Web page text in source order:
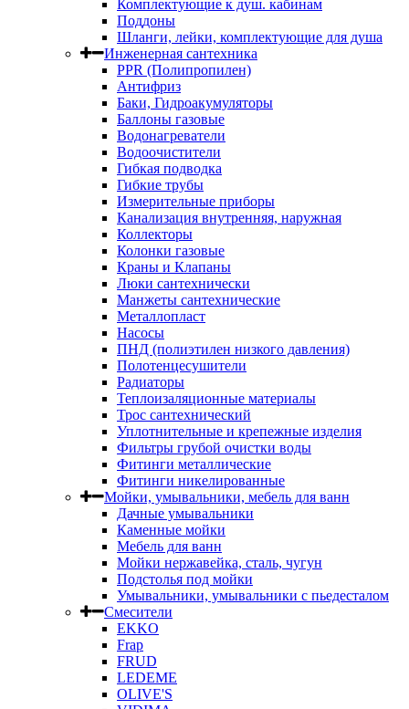
Комплектующие к душ. кабинам
Поддоны
Шланги, лейки, комплектующие для душа
Инженерная сантехника
PPR (Полипропилен)
Антифриз
Баки, Гидроакумуляторы
Баллоны газовые
Водонагреватели
Водоочистители
Гибкая подводка
Гибкие трубы
Измерительные приборы
Канализация внутренняя, наружная
Коллекторы
Колонки газовые
Краны и Клапаны
Люки сантехнически
Манжеты сантехнические
Металлопласт
Насосы
ПНД (полиэтилен низкого давления)
Полотенцесушители
Радиаторы
Теплоизаляционные материалы
Трос сантехнический
Уплотнительные и крепежные изделия
Фильтры грубой очистки воды
Фитинги металлические
Фитинги никелированные
Мойки, умывальники, мебель для ванн
Дачные умывальники
Каменные мойки
Мебель для ванн
Мойки нержавейка, сталь, чугун
Подстолья под мойки
Умывальники, умывальники с пьедесталом
Смесители
EKKO
Frap
FRUD
LEDEME
OLIVE'S